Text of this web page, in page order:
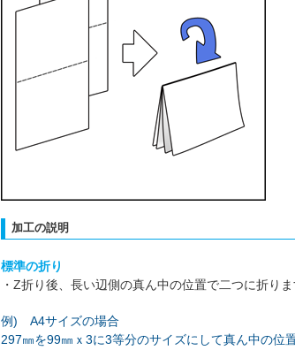
加工の説明
標準の折り
・Z折り後、長い辺側の真ん中の位置で二つに折りま
例) A4サイズの場合
297㎜を99㎜ｘ3に3等分のサイズにして真ん中の位